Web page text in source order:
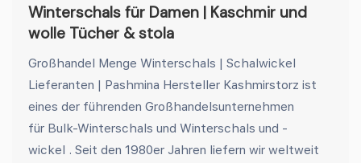
Winterschals für Damen | Kaschmir und
wolle Tücher & stola
Großhandel Menge Winterschals | Schalwickel
Lieferanten | Pashmina Hersteller Kashmirstorz ist
eines der führenden Großhandelsunternehmen
für Bulk-Winterschals und Winterschals und -
wickel . Seit den 1980er Jahren liefern wir weltweit